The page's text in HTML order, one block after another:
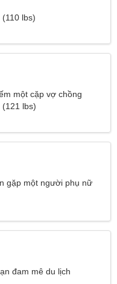
lbs)
một cặp vợ chồng
lbs)
gặp một người phụ nữ
đam mê du lịch